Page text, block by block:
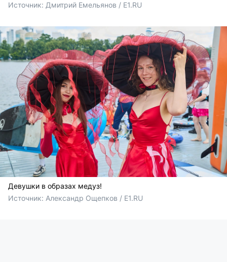
Источник: Дмитрий Емельянов / E1.RU
Девушки в образах медуз!
Источник: Александр Ощепков / E1.RU